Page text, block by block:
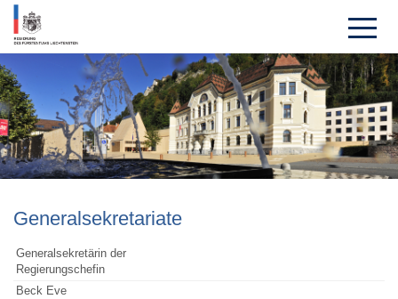
Generalse­kretariate
Generalsekretärin der
Regierungschefin
Beck Eve